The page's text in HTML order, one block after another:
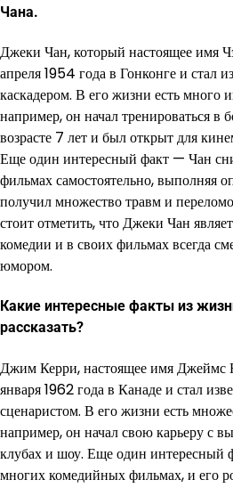
Чана.
Джеки Чан, который настоящее имя
апреля 1954 года в Гонконге и стал
каскадером. В его жизни есть много
например, он начал тренироваться в
возрасте 7 лет и был открыт для
Еще один интересный факт — Чан
фильмах самостоятельно, выполняя
получил множество травм и
стоит отметить, что Джеки Чан
комедии и в своих фильмах всегда
юмором.
Какие интересные факты из
рассказать?
Джим Керри, настоящее имя Джеймс
января 1962 года в Канаде и стал
сценаристом. В его жизни есть
например, он начал свою карьеру с
клубах и шоу. Еще один интересный
многих комедийных фильмах, и его